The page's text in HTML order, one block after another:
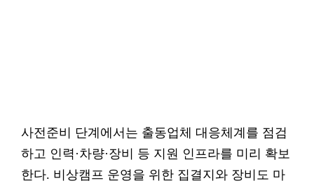
사전준비 단계에서는 출동업체 대응체계를 점검
하고 인력·차량·장비 등 지원 인프라를 미리 확보
한다. 비상캠프 운영을 위한 집결지와 장비도 마